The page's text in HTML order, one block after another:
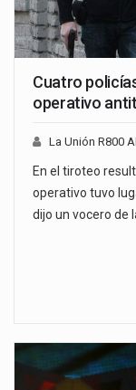
Cuatro
operativo
La Unión R800
En el tiroteo
operativo tuvo
dijo un vocero de